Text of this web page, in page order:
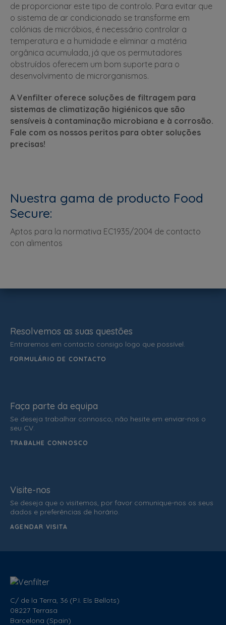
de proporcionar este tipo de controlo. Para evitar que
o sistema de ar condicionado se transforme em
colónias de micróbios, é necessário controlar a
temperatura e a humidade e eliminar a matéria
orgânica acumulada, já que os permutadores
obstruídos oferecem um bom suporte para o
desenvolvimento de microrganismos.
A Venfilter oferece soluções de filtragem para
sistemas de climatização higiénicos que são
sensíveis à contaminação microbiana e à corrosão.
Fale com os nossos peritos para obter soluções
precisas!
Nuestra gama de producto Food
Secure:
Aptos para la normativa EC1935/2004 de contacto
con alimentos
C/ de la Terra, 36 (P.I. Els Bellots)
08227 Terrasa
Barcelona (Spain)
Resolvemos as suas questões
Entraremos em contacto consigo logo que possível.
FORMULÁRIO DE CONTACTO
Faça parte da equipa
Se deseja trabalhar connosco, não hesite em enviar-nos o
seu CV.
TRABALHE CONNOSCO
Visite-nos
Se deseja que o visitemos, por favor comunique-nos os seus
dados e preferências de horário.
AGENDAR VISITA